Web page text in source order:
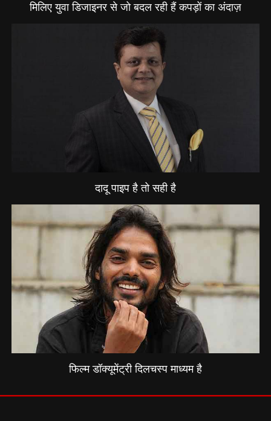
मिलिए युवा डिजाइनर से जो बदल रही हैं कपड़ों का अंदाज़
दादू पाइप है तो सही है
फिल्म डॉक्यूमेंट्री दिलचस्प माध्यम है